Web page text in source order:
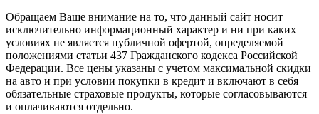
Обращаем Ваше внимание на то, что данный сайт носит
исключительно информационный характер и ни при каких
условиях не является публичной офертой, определяемой
положениями статьи 437 Гражданского кодекса Российской
Федерации. Все цены указаны с учетом максимальной скидки
на авто и при условии покупки в кредит и включают в себя
обязательные страховые продукты, которые согласовываются
и оплачиваются отдельно.